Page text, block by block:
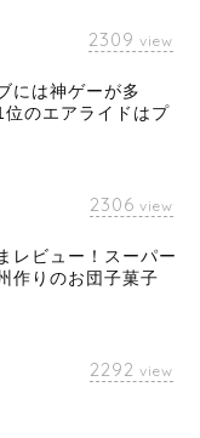
2309 view
には神ゲーが多
位のエアライドはプ
2306 view
レビュー！スーパー
作りのお団子菓子
2292 view